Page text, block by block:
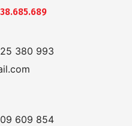
380 993
609 854